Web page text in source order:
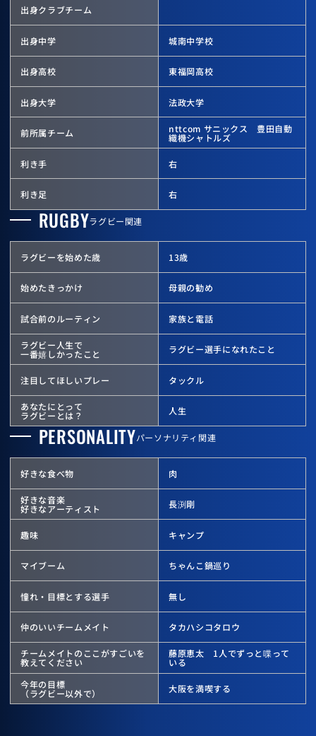
出身クラブチーム
出身中学 城南中学校
出身高校 東福岡高校
出身大学 法政大学
前所属チーム nttcom サニックス 豊田自動
織機シャトルズ
利き手 右
利き足 右
RUGBYラグビー関連
ラグビーを始めた歳 13歳
始めたきっかけ 母親の勧め
試合前のルーティン 家族と電話
ラグビー人生で
一番嬉しかったこと ラグビー選手になれたこと
注目してほしいプレー タックル
あなたにとって
ラグビーとは？ 人生
PERSONALITYパーソナリティ関連
好きな食べ物 肉
好きな音楽
好きなアーティスト 長渕剛
趣味 キャンプ
マイブーム ちゃんこ鍋巡り
憧れ・目標とする選手 無し
仲のいいチームメイト タカハシコタロウ
チームメイトのここがすごいを
教えてください
藤原恵太 1人でずっと喋って
いる
今年の目標
（ラグビー以外で） 大阪を満喫する